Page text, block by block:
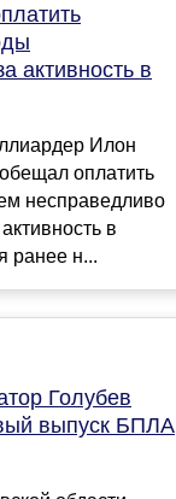
активность в
Илон
оплатить
несправедливо
в
ранее н...
Голубев
выпуск БПЛА